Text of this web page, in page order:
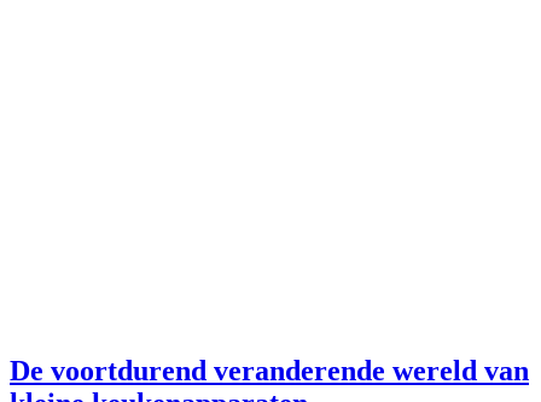
De voortdurend veranderende wereld van